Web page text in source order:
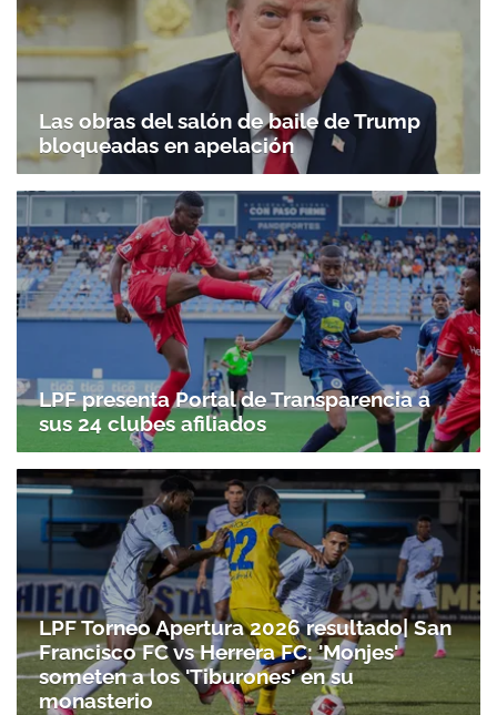
Las obras del salón de baile de Trump
bloqueadas en apelación
LPF presenta Portal de Transparencia a
sus 24 clubes afiliados
LPF Torneo Apertura 2026 resultado| San
Francisco FC vs Herrera FC: 'Monjes'
someten a los 'Tiburones' en su
monasterio